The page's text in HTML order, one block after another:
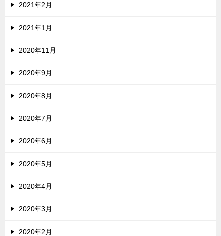
2021年2月
2021年1月
2020年11月
2020年9月
2020年8月
2020年7月
2020年6月
2020年5月
2020年4月
2020年3月
2020年2月